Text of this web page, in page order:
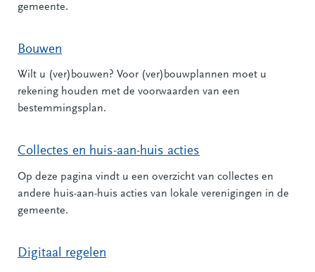
gemeente.
Bouwen
Wilt u (ver)bouwen? Voor (ver)bouwplannen moet u
rekening houden met de voorwaarden van een
bestemmingsplan.
Collectes en huis-aan-huis acties
Op deze pagina vindt u een overzicht van collectes en
andere huis-aan-huis acties van lokale verenigingen in de
gemeente.
Digitaal regelen